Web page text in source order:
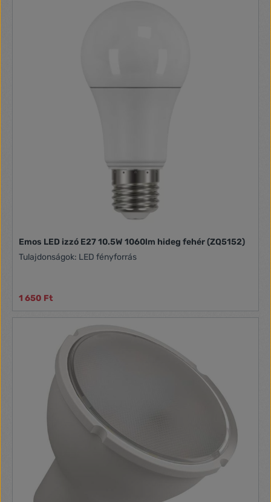
Emos LED izzó E27 10.5W 1060lm hideg fehér (ZQ5152)
Tulajdonságok: LED fényforrás
1 650 Ft